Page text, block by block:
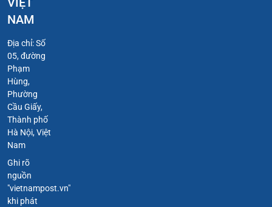
NAM
Địa chỉ: Số
05, đường
Phạm
Hùng,
Phường
Cầu Giấy,
Thành phố
Hà Nội, Việt
Nam
Ghi rõ
nguồn
"vietnampost.vn"
khi phát